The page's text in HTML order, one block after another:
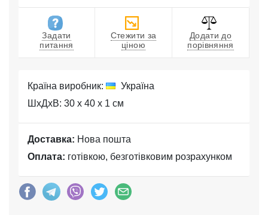
Задати
питання
Стежити за
ціною
Додати до
порівняння
Країна виробник:
Україна
ШхДхВ: 30 x 40 x 1 см
Доставка: Нова пошта
Оплата: готівкою, безготівковим розрахунком